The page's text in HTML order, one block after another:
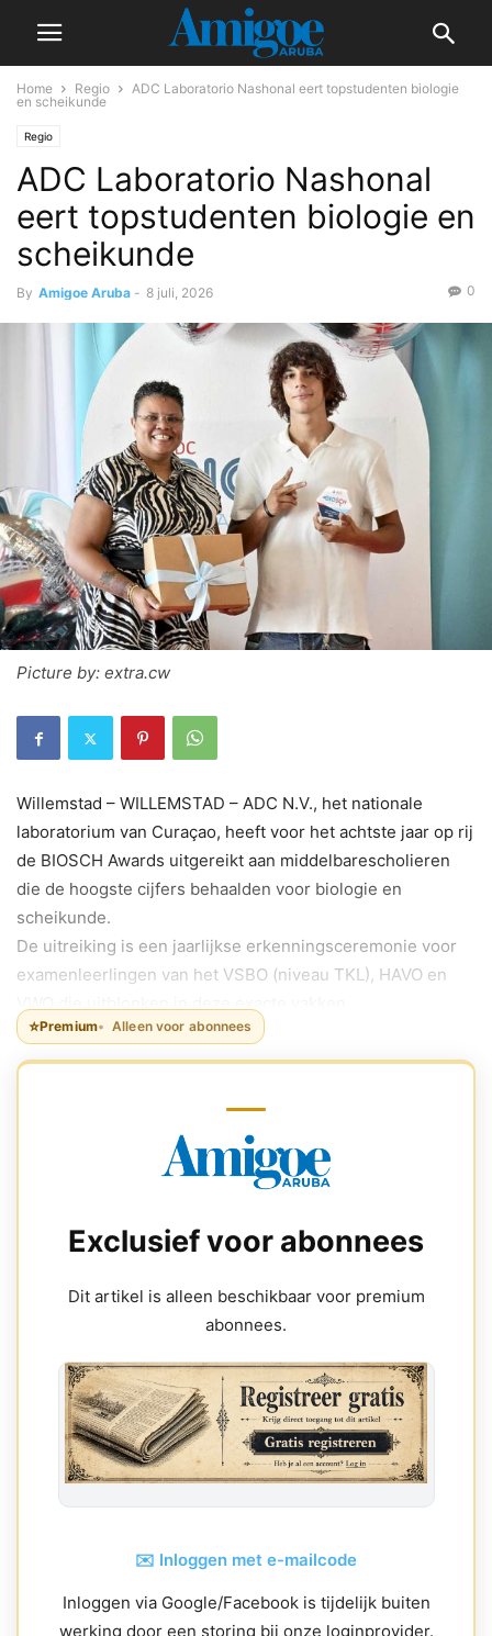
Home Regio
ADC Laboratorio Nashonal eert topstudenten biologie
en scheikunde
Regio
ADC Laboratorio Nashonal
eert topstudenten biologie en
scheikunde
By Amigoe Aruba - 8 juli, 2026 0
Picture by: extra.cw
Willemstad – WILLEMSTAD – ADC N.V., het nationale
laboratorium van Curaçao, heeft voor het achtste jaar op rij
de BIOSCH Awards uitgereikt aan middelbarescholieren
die de hoogste cijfers behaalden voor biologie en
scheikunde.
De uitreiking is een jaarlijkse erkenningsceremonie voor
examenleerlingen van het VSBO (niveau TKL), HAVO en
⭐Premium Alleen voor abonnees
Exclusief voor abonnees
Dit artikel is alleen beschikbaar voor premium
abonnees.
✉️ Inloggen met e-mailcode
Inloggen via Google/Facebook is tijdelijk buiten
werking door een storing bij onze loginprovider.